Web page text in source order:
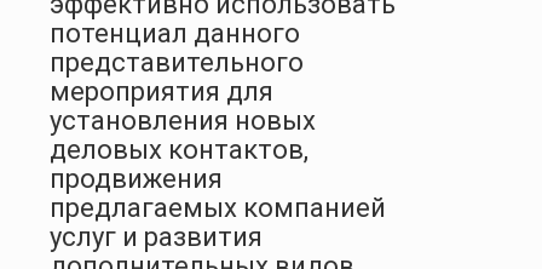
потенциал данного
представительного
мероприятия для
установления новых
деловых контактов,
продвижения
предлагаемых компанией
услуг и развития